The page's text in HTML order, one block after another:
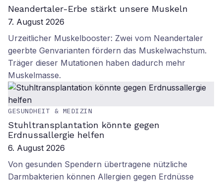
Neandertaler-Erbe stärkt unsere Muskeln
7. August 2026
Urzeitlicher Muskelbooster: Zwei vom Neandertaler
geerbte Genvarianten fördern das Muskelwachstum.
Träger dieser Mutationen haben dadurch mehr
Muskelmasse.
GESUNDHEIT & MEDIZIN
Stuhltransplantation könnte gegen
Erdnussallergie helfen
6. August 2026
Von gesunden Spendern übertragene nützliche
Darmbakterien können Allergien gegen Erdnüsse